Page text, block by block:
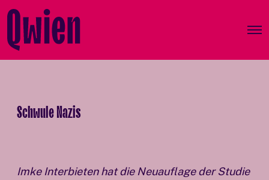
O
Schwule Nazis
Imke Interbieten hat die Neuauflage der Studie